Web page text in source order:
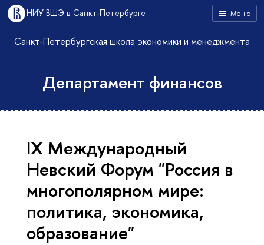
Меню
НИУ ВШЭ в Санкт-Петербурге
Санкт-Петербургская школа экономики и менеджмента
Департамент финансов
IX Международный
Невский Форум "Россия в
многополярном мире:
политика, экономика,
образование"